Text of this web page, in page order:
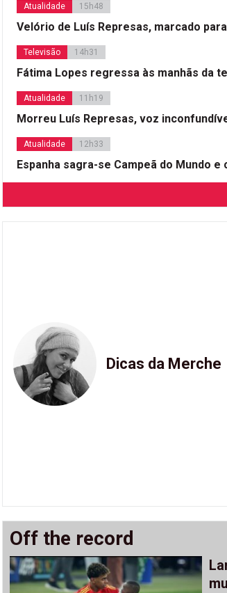
Atualidade 15h48
Velório de Luís Represas, marcado
Televisão 14h31
Fátima Lopes regressa às manhãs da
Atualidade 11h19
Morreu Luís Represas, voz
Atualidade 12h33
Espanha sagra-se Campeã do Mundo
Dicas da Merche
Off the record